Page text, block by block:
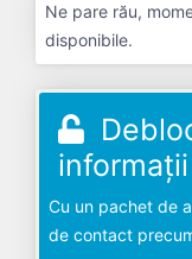
Ne pare rău,
disponibile.
informații
Cu un pachet de
de contact